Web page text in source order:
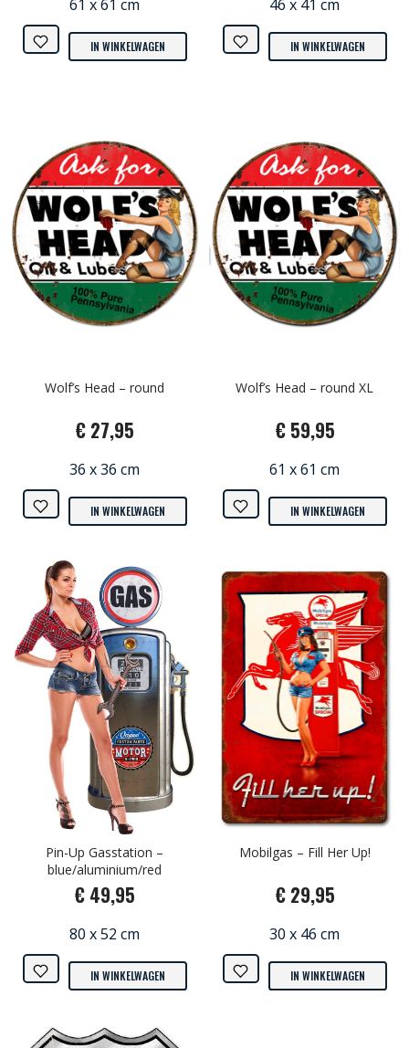
61 x 61 cm
IN WINKELWAGEN
46 x 41 cm
IN WINKELWAGEN
Wolf’s Head – round
€ 27,95
36 x 36 cm
IN WINKELWAGEN
Wolf’s Head – round XL
€ 59,95
61 x 61 cm
IN WINKELWAGEN
Pin-Up Gasstation –
blue/aluminium/red
€ 49,95
80 x 52 cm
IN WINKELWAGEN
Mobilgas – Fill Her Up!
€ 29,95
30 x 46 cm
IN WINKELWAGEN